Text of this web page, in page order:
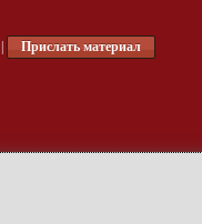
Прислать материал